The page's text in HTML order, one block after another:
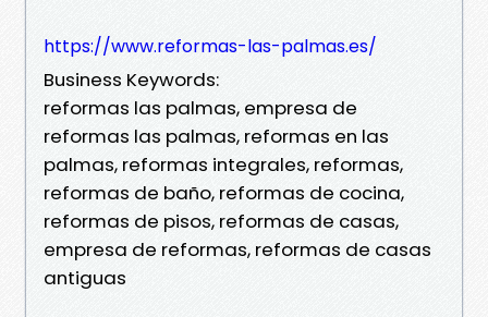
https://www.reformas-las-palmas.es/
Business Keywords:
reformas las palmas, empresa de
reformas las palmas, reformas en las
palmas, reformas integrales, reformas,
reformas de baño, reformas de cocina,
reformas de pisos, reformas de casas,
empresa de reformas, reformas de casas
antiguas